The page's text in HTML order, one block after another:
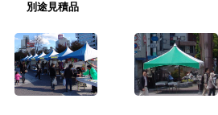
別途見積品